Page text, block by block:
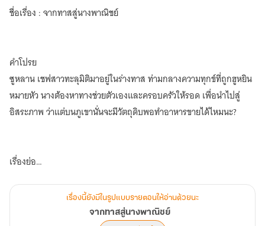
ชื่อเรื่อง : จากทาสสู่นางพาณิชย์
คำโปรย
ซูหลาน เชฟสาวทะลุมิติมาอยู่ในร่างทาส ท่ามกลางความทุกข์ที่ถูกฮูหยิน
หมายหัว นางต้องหาทางช่วยตัวเองและครอบครัวให้รอด เพื่อนำไปสู่
อิสระภาพ ว่าแต่บนภูเขานั่นจะมีวัตถุดิบพอทำอาหารขายได้ไหมนะ?
เรื่องย่อ
นางต้องเผชิญชีวิตที่ไร้ที่พึ่ง ทั้งครอบครัวถูกขายเป็นทาส และนางเหลือ
เพียงสองมือเปล่าเพื่อดิ้นรนต่อสู้กับชะตากรรม ทว่าด้วยความมานะและ
เรื่องนี้ยังมีในรูปแบบรายตอนให้อ่านด้วยนะ
จากทาสสู่นางพาณิชย์